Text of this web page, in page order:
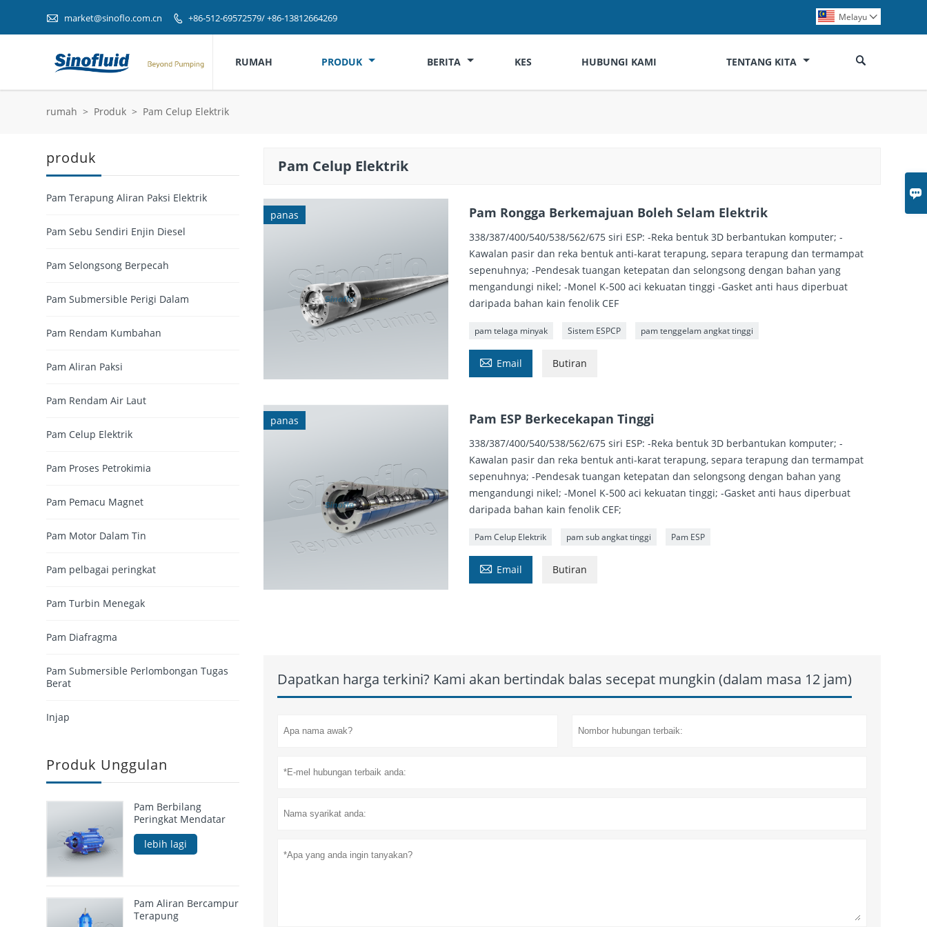

 market@sinoflo.com.cn  +86-512-69572579/ +86-13812664269 Melayu 
RUMAH PRODUK BERITA KES HUBUNGI KAMI TENTANG KITA 
rumah > Produk > Pam Celup Elektrik
Pam Celup Elektrik
panas Pam Rongga Berkemajuan Boleh Selam Elektrik
338/387/400/540/538/562/675 siri ESP: -Reka bentuk 3D berbantukan komputer; -
Kawalan pasir dan reka bentuk anti-karat terapung, separa terapung dan termampat
sepenuhnya; -Pendesak tuangan ketepatan dan selongsong dengan bahan yang
mengandungi nikel; -Monel K-500 aci kekuatan tinggi -Gasket anti haus diperbuat
daripada bahan kain fenolik CEF
pam telaga minyak Sistem ESPCP pam tenggelam angkat tinggi
 Email Butiran
panas Pam ESP Berkecekapan Tinggi
338/387/400/540/538/562/675 siri ESP: -Reka bentuk 3D berbantukan komputer; -
Kawalan pasir dan reka bentuk anti-karat terapung, separa terapung dan termampat
sepenuhnya; -Pendesak tuangan ketepatan dan selongsong dengan bahan yang
mengandungi nikel; -Monel K-500 aci kekuatan tinggi; -Gasket anti haus diperbuat
daripada bahan kain fenolik CEF;
Pam Celup Elektrik pam sub angkat tinggi Pam ESP
 Email Butiran
Dapatkan harga terkini? Kami akan bertindak balas secepat mungkin (dalam masa 12 jam)
produk
Pam Terapung Aliran Paksi Elektrik
Pam Sebu Sendiri Enjin Diesel
Pam Selongsong Berpecah
Pam Submersible Perigi Dalam
Pam Rendam Kumbahan
Pam Aliran Paksi
Pam Rendam Air Laut
Pam Celup Elektrik
Pam Proses Petrokimia
Pam Pemacu Magnet
Pam Motor Dalam Tin
Pam pelbagai peringkat
Pam Turbin Menegak
Pam Diafragma
Pam Submersible Perlombongan Tugas
Berat
Injap
Produk Unggulan
Pam Berbilang
Peringkat Mendatar
lebih lagi
Pam Aliran Bercampur
Terapung